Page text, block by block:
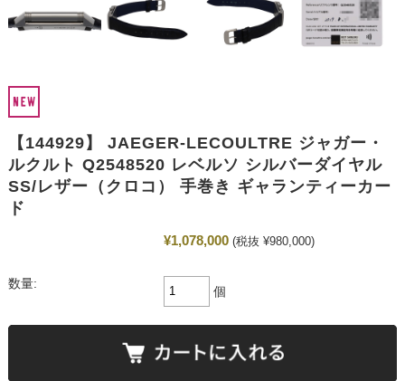
【144929】 JAEGER-LECOULTRE ジャガー・
ルクルト Q2548520 レベルソ シルバーダイヤル
SS/レザー（クロコ） 手巻き ギャランティーカー
ド
¥1,078,000 (税抜 ¥980,000)
数量:
個